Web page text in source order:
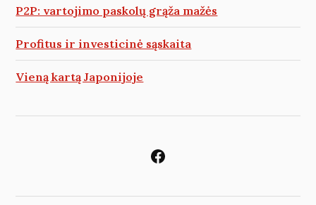
P2P: vartojimo paskolų grąža mažės
Profitus ir investicinė sąskaita
Vieną kartą Japonijoje